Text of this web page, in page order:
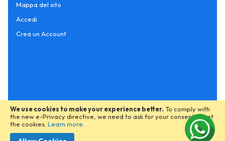
We use cookies to make your experience better. To comply with
the new e-Privacy directive, we need to ask for your consent to set
the cookies. Learn more
Mappa del sito
Accedi
Crea un Account